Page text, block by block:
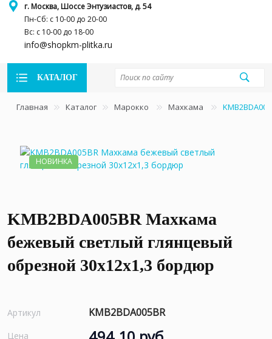
г. Москва, Шоссе Энтузиастов, д. 54
Пн-Сб: с 10-00 до 20-00
Вс: с 10-00 до 18-00
info@shopkm-plitka.ru
КАТАЛОГ
Главная Каталог Марокко Махкама
НОВИНКА
KMB2BDA005BR Махкама
бежевый светлый глянцевый
обрезной 30x12x1,3 бордюр
Артикул KMB2BDA005BR
Цена